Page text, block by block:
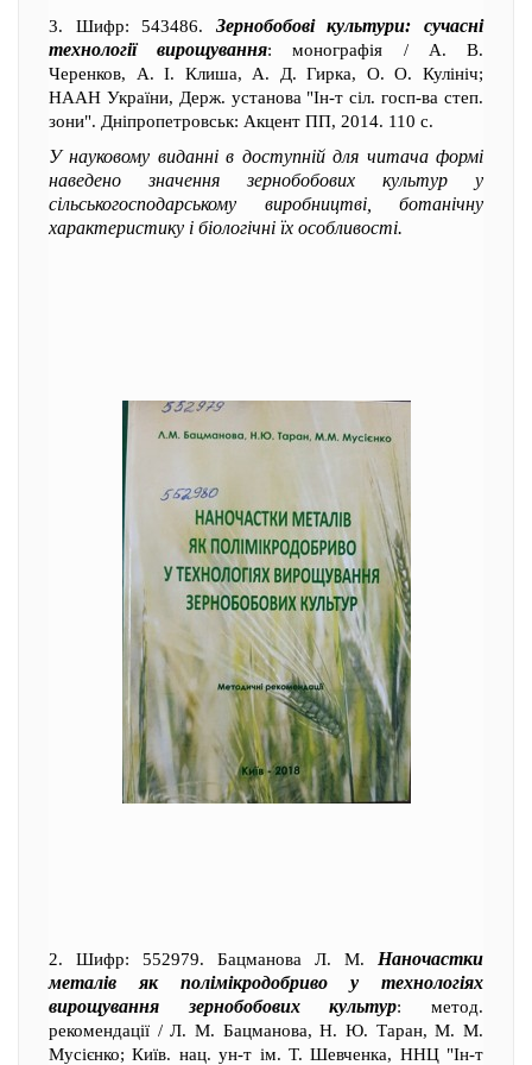
3. Шифр: 543486. Зернобобові культури: сучасні
технології вирощування: монографія / А. В.
Черенков, А. І. Клиша, А. Д. Гирка, О. О. Кулініч;
НААН України, Держ. установа "Ін-т сіл. госп-ва степ.
зони". Дніпропетровськ: Акцент ПП, 2014. 110 с.
У науковому виданні в доступній для читача формі
наведено значення зернобобових культур у
сільськогосподарському виробництві, ботанічну
характеристику і біологічні їх особливості.
2. Шифр: 552979. Бацманова Л. М. Наночастки
металів як полімікродобриво у технологіях
вирощування зернобобових культур: метод.
рекомендації / Л. М. Бацманова, Н. Ю. Таран, М. М.
Мусієнко; Київ. нац. ун-т ім. Т. Шевченка, ННЦ "Ін-т